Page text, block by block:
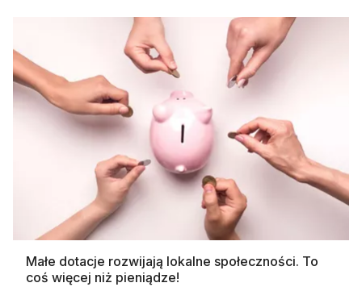
Małe dotacje rozwijają lokalne społeczności. To
coś więcej niż pieniądze!